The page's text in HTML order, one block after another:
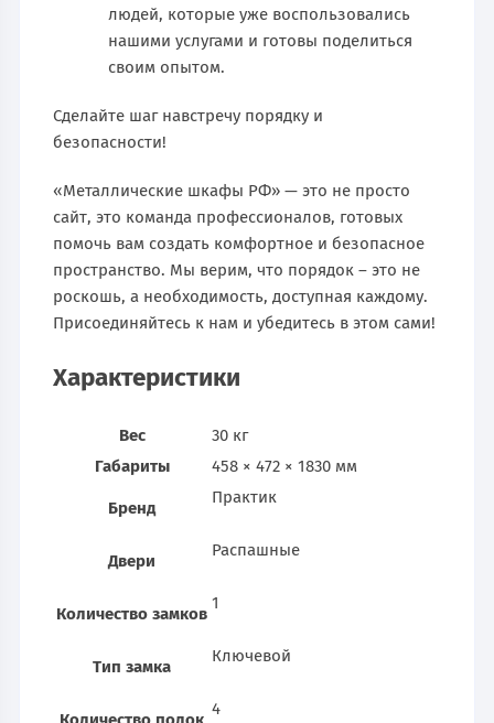
людей, которые уже воспользовались
нашими услугами и готовы поделиться
своим опытом.
Сделайте шаг навстречу порядку и
безопасности!
«Металлические шкафы РФ» — это не просто
сайт, это команда профессионалов, готовых
помочь вам создать комфортное и безопасное
пространство. Мы верим, что порядок – это не
роскошь, а необходимость, доступная каждому.
Присоединяйтесь к нам и убедитесь в этом сами!
Характеристики
Вес
30 кг
Габариты
458 × 472 × 1830 мм
Бренд
Практик
Двери
Распашные
Количество замков
1
Тип замка
Ключевой
4